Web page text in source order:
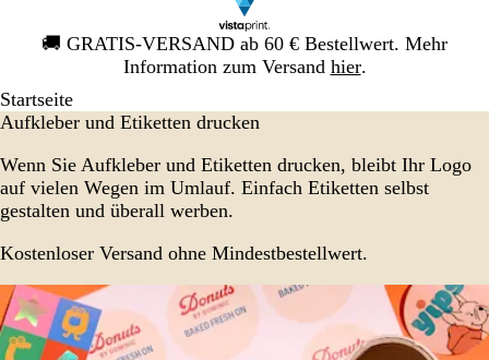
🚚 GRATIS-VERSAND ab 60 € Bestellwert. Mehr
Information zum Versand hier.
Galeriebild
1
Startseite
Aufkleber und Etiketten drucken
Wenn Sie Aufkleber und Etiketten drucken, bleibt Ihr Logo
auf vielen Wegen im Umlauf. Einfach Etiketten selbst
gestalten und überall werben.
Kostenloser Versand ohne Mindestbestellwert.